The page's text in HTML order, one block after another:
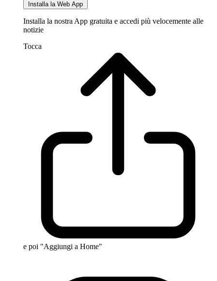
Installa la Web App
Installa la nostra App gratuita e accedi più velocemente alle
notizie
Tocca
e poi "Aggiungi a Home"